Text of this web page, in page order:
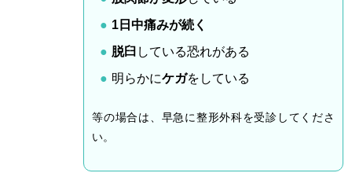
1 日中痛みが続く
脱臼 している恐れがある
明らかにケガをしている
等の場合は、早急に整形外科を受診してくださ
い。